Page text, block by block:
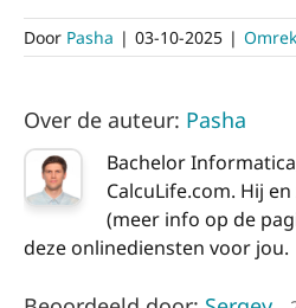
Door Pasha | 03-10-2025 |
Over de auteur: Pasha
Bachelor
CalcuLife.com. Hij
(meer info op de
deze onlinediensten voor jou.